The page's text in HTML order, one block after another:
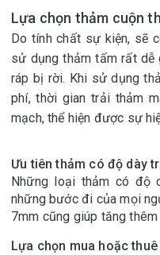
Lựa chọn thảm cuộn
Do tính chất sự kiện, sẽ
sử dụng thảm tấm rất
ráp bị rời. Khi sử dụng
phí, thời gian trải thảm
mạch, thể hiện được sự
Ưu tiên thảm có độ dày
Những loại thảm có độ
những bước đi của mọi
7mm cũng giúp tăng
Lựa chọn mua hoặc